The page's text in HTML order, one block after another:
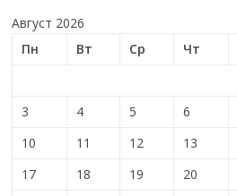
Август 2026
Пн
Вт Ср Чт
3
4 5 6
10
11 12 13
17
18 19 20